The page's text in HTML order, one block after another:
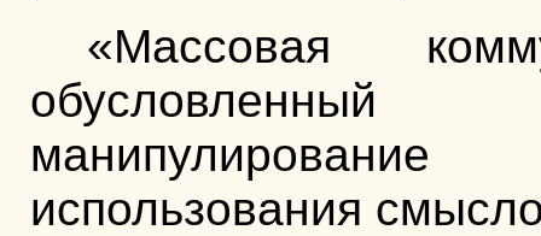
«Массовая
обусловленный
использования